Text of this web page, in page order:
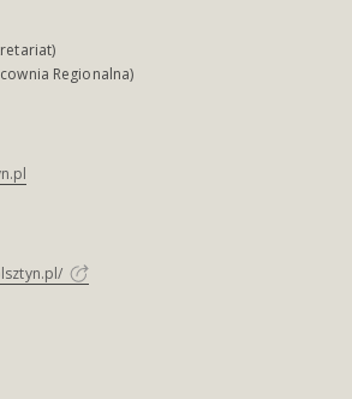
Regionalna)